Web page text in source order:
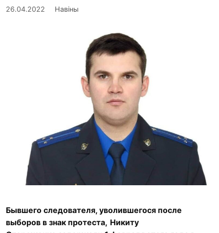
26.04.2022 Навіны
Бывшего следователя, уволившегося после
выборов в знак протеста, Никиту